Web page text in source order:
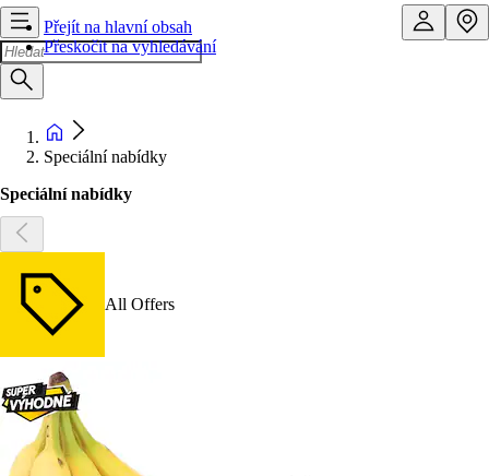
Přejít na hlavní obsah
Přeskočit na vyhledávání
Speciální nabídky
Speciální nabídky
All Offers